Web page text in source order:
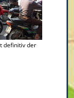
definitiv der